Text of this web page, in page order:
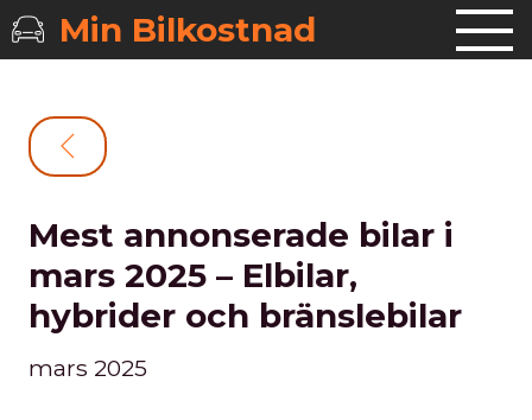
Min Bilkostnad
Mest annonserade bilar i
mars 2025 – Elbilar,
hybrider och bränslebilar
mars 2025